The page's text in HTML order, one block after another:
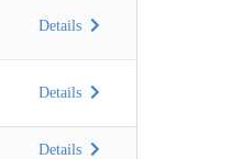
Details
Details
Details